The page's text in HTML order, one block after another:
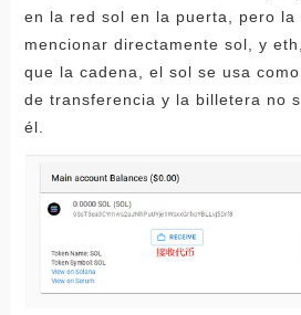
en la red sol en la puerta, pero la
mencionar directamente sol, y
que la cadena, el sol se usa
de transferencia y la billetera no
él.